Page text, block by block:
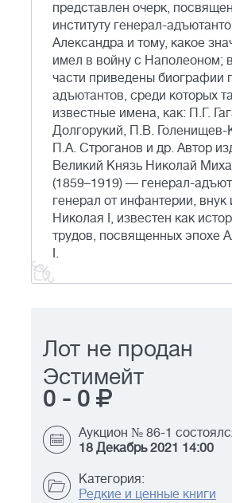
представлен очерк,
институту генерал-
Александра и тому, какое
имел в войну с Наполеоном;
части приведены биографии
адъютантов, среди которых
известные имена, как: П.Г.
Долгорукий, П.В. Голенищев-
П.А. Строганов и др. Автор
Великий Князь Николай
(1859–1919) — генерал-
генерал от инфантерии, внук
Николая I, известен как
трудов, посвященных эпохе
I.
Лот не продан
Эстимейт
0 - 0
Аукцион № 86-1
18 Декабрь 2021 14:00
Категория:
Редкие и ценные книги